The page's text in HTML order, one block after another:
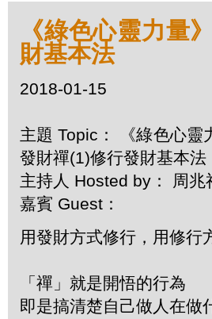
《綠色心靈力量
財基本法
2018-01-15
主題 Topic： 《綠色心靈
發財禪(1)修行發財基本法
主持人 Hosted by： 周兆
嘉賓 Guest：
用發財方式修行，用修行
「禪」就是開悟的行為
即是搞清楚自己做人在做